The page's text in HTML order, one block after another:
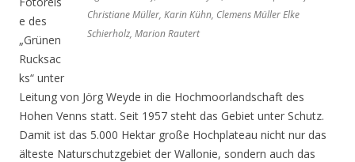
Christiane Müller, Karin Kühn, Clemens Müller Elke
Schierholz, Marion Rautert
e des
„Grünen
Rucksac
ks“ unter
Leitung von Jörg Weyde in die Hochmoorlandschaft des
Hohen Venns statt. Seit 1957 steht das Gebiet unter Schutz.
Damit ist das 5.000 Hektar große Hochplateau nicht nur das
älteste Naturschutzgebiet der Wallonie, sondern auch das